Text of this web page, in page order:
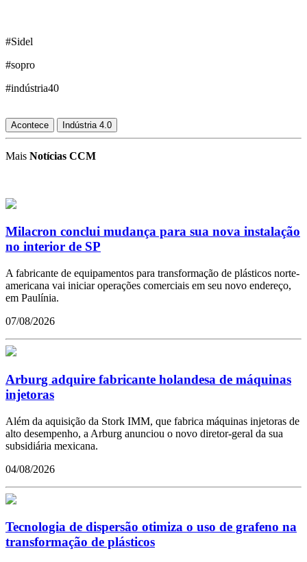
#Sidel
#sopro
#indústria40
Acontece Indústria 4.0
Mais Notícias CCM
Milacron conclui mudança para sua nova instalação
no interior de SP
A fabricante de equipamentos para transformação de plásticos norte-
americana vai iniciar operações comerciais em seu novo endereço,
em Paulínia.
07/08/2026
Arburg adquire fabricante holandesa de máquinas
injetoras
Além da aquisição da Stork IMM, que fabrica máquinas injetoras de
alto desempenho, a Arburg anunciou o novo diretor-geral da sua
subsidiária mexicana.
04/08/2026
Tecnologia de dispersão otimiza o uso de grafeno na
transformação de plásticos